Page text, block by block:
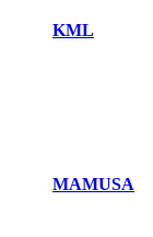
KML
MAMUSA